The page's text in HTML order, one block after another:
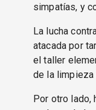
simpatías, y
La lucha
atacada por
el taller
de la
Por otro lado,